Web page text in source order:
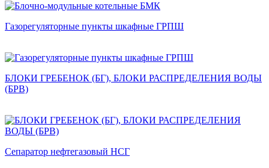
Газорегуляторные пункты шкафные ГРПШ
БЛОКИ ГРЕБЕНОК (БГ), БЛОКИ РАСПРЕДЕЛЕНИЯ ВОДЫ
(БРВ)
Сепаратор нефтегазовый НСГ